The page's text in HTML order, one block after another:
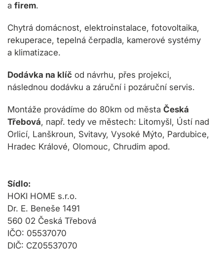
a firem.
Chytrá domácnost, elektroinstalace, fotovoltaika,
rekuperace, tepelná čerpadla, kamerové systémy
a klimatizace.
Dodávka na klíč od návrhu, přes projekci,
následnou dodávku a záruční i pozáruční servis.
Montáže provádíme do 80km od města Česká
Třebová, např. tedy ve městech: Litomyšl, Ústí nad
Orlicí, Lanškroun, Svitavy, Vysoké Mýto, Pardubice,
Hradec Králové, Olomouc, Chrudim apod.
Sídlo:
HOKI HOME s.r.o.
Dr. E. Beneše 1491
560 02 Česká Třebová
IČO: 05537070
DIČ: CZ05537070